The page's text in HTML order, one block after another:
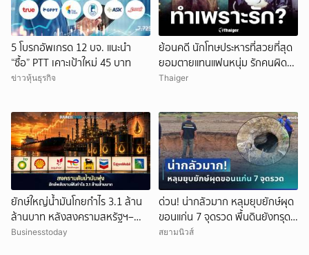
5 โบรกอัพเกรด 12 บจ. แนะนำ
“ซื้อ” PTT เคาะเป้าใหม่ 45 บาท
ข่าวหุ้นธุรกิจ
ย้อนคดี นักโทษประหารที่สวยที่สุด
ยอมตายแทนแฟนหนุ่ม รักคนผิด
ชีวิตดิ่งเหว
Thaiger
ยักษ์ใหญ่น้ำมันโกยกำไร 3.1 ล้าน
ล้านบาท หลังสงครามสหรัฐฯ–
อิหร่านดันราคาพลังงานพุ่ง
Businesstoday
ด่วน! น่ากลัวมาก หลุมยุบยักษ์ผุด
ขอนแก่น 7 จุดรวด พื้นดินยังทรุด
ไม่หยุด ชาวบ้านผวาหนัก
สยามนิวส์
ยกเลิก